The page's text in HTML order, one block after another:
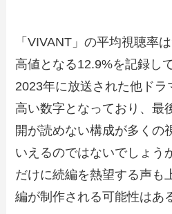
「VIVANT」の平均視聴率
高値となる12.9%を記録し
2023年に放送された他ドラ
高い数字となっており、最
開が読めない構成が多くの
いえるのではないでしょう
だけに続編を熱望する声も
編が制作される可能性はあ